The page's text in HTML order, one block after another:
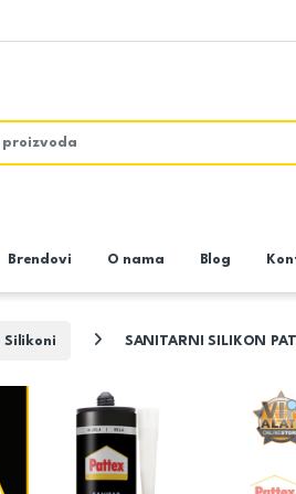
Brendovi O nama Blog
Silikoni SANITARNI SILIKON